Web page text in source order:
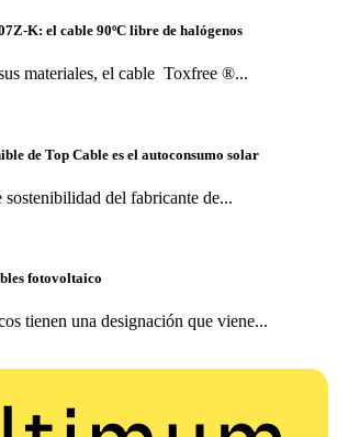
K: el cable 90ºC libre de halógenos
materiales, el cable Toxfree ®...
de Top Cable es el autoconsumo solar
sostenibilidad del fabricante de...
fotovoltaico
tienen una designación que viene...